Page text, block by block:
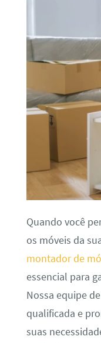
Quando você
os móveis da
montador de
essencial para
Nossa equipe
qualificada e
suas